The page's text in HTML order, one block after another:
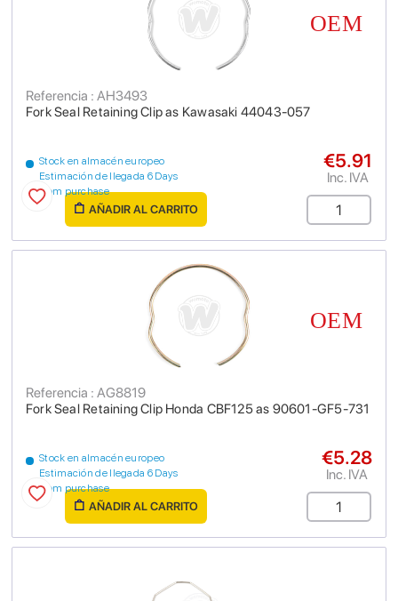
Fork Seal Retaining Clip as Kawasaki 44043-057
Referencia : AH3493
Stock en almacén europeo
Estimación de llegada 6 Days
from purchase
€5.91
Inc. IVA
AÑADIR AL CARRITO
Fork Seal Retaining Clip Honda CBF125 as 90601-GF5-731
Referencia : AG8819
Stock en almacén europeo
Estimación de llegada 6 Days
from purchase
€5.28
Inc. IVA
AÑADIR AL CARRITO